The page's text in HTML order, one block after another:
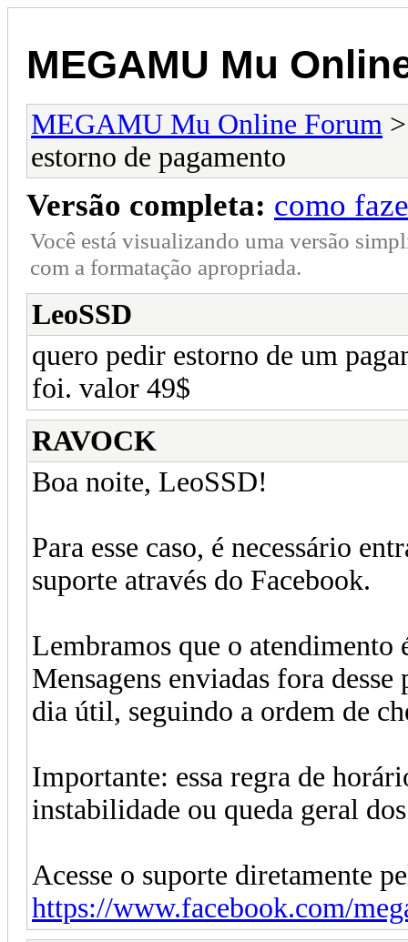
MEGAMU Mu
MEGAMU Mu Online Forum
estorno de pagamento
Versão completa: como
Você está visualizando uma versão
com a formatação apropriada.
LeoSSD
quero pedir estorno de um
foi. valor 49$
RAVOCK
Boa noite, LeoSSD!
Para esse caso, é necessário
suporte através do Facebook.
Lembramos que o
Mensagens enviadas fora
dia útil, seguindo a ordem de
Importante: essa regra de
instabilidade ou queda geral
Acesse o suporte diretamente
https://www.facebook.com/